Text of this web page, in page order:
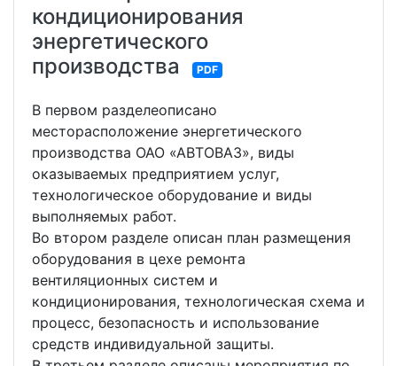
кондиционирования
энергетического
производства
PDF
В первом разделеописано
месторасположение энергетического
производства ОАО «АВТОВАЗ», виды
оказываемых предприятием услуг,
технологическое оборудование и виды
выполняемых работ.
Во втором разделе описан план размещения
оборудования в цехе ремонта
вентиляционных систем и
кондиционирования, технологическая схема и
процесс, безопасность и использование
средств индивидуальной защиты.